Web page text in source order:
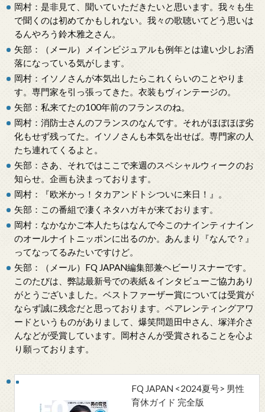
岡村：是非見て、聞いていただきたいと思います。我々も生
で聞くのは初めてかもしれない。我々の歌聴いてどう思いは
るんやろう鈴木雅之さん。
矢部：（メール）メインビジュアルも例年とは違い少しお洒
落になっている気がします。
岡村：イソノさんが本気出したらこれくらいのことやりま
す。専門家を引っ張ってきた。衣装もヴィンテージの。
矢部：私来てたの100年前のフランスのね。
岡村：消防士さんのフランスのなんです。それがほぼほぼ劣
化もせず残ってた。イソノさんも本気を出せば。専門家の人
たち連れてくるよと。
矢部：さあ、それではここで来週のスペシャルウィークのお
知らせ。企画も決まっております。
岡村：『欧米かっ！タカアンドトシついに来日！』。
矢部：この番組で凄くネタハガキが来ております。
岡村：なかなかご本人たちはなんで今このナインティナイン
のオールナイトニッポンに出るのか。あんまり『なんで？』
ってなってるみたいですけど。
矢部：（メール）FQ JAPAN編集部兼ヘビーリスナーです。
このたびは、弊誌最新号での表紙＆インタビューご協力あり
がとうございました。ベストファーザー賞については受賞が
ならず誠に残念だと思っております。ペアレンティングアワ
ードというものがありまして、爆笑問題田中さん、塚洋介さ
んなどが受賞しています。岡村さんが受賞されることを心よ
り願っております。
FQ JAPAN <2024夏号> 男性
育休ガイド 完全版